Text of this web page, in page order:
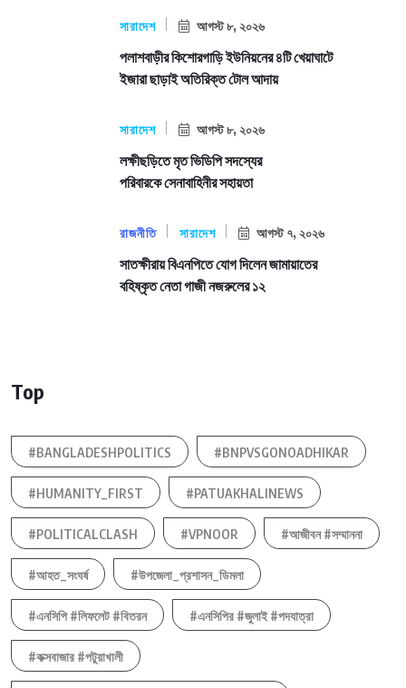
সারাদেশ আগস্ট ৮, ২০২৬
পলাশবাড়ীর কিশোরগাড়ি ইউনিয়নের ৪টি খেয়াঘাটে
ইজারা ছাড়াই অতিরিক্ত টোল আদায়
সারাদেশ আগস্ট ৮, ২০২৬
লক্ষীছড়িতে মৃত ভিডিপি সদস্যের
পরিবারকে সেনাবাহিনীর সহায়তা
রাজনীতি সারাদেশ আগস্ট ৭, ২০২৬
সাতক্ষীরায় বিএনপিতে যোগ দিলেন জামায়াতের
বহিষ্কৃত নেতা গাজী নজরুলের ১২
Top
#BANGLADESHPOLITICS #BNPVSGONOADHIKAR
#HUMANITY_FIRST #PATUAKHALINEWS
#POLITICALCLASH #VPNOOR #আজীবন #সম্মাননা
#আহত_সংঘর্ষ #উপজেলা_প্রশাসন_ডিমলা
#এনসিপি #লিফলেট #বিতরন #এনসিপির #জুলাই #পদযাত্রা
#কক্সবাজার #পটুয়াখালী